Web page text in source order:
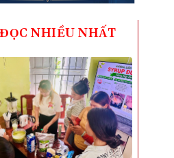
NHIỀU NHẤT